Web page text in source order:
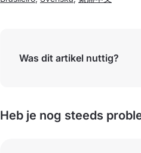
Was dit artikel nuttig?
Heb je nog steeds